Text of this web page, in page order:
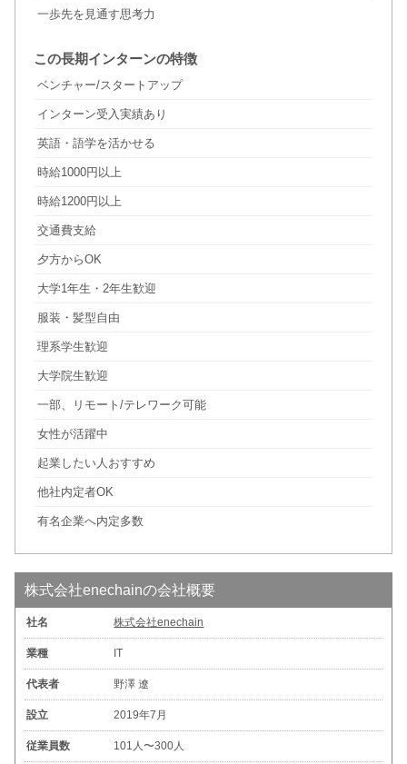
一歩先を見通す思考力
この長期インターンの特徴
ベンチャー/スタートアップ
インターン受入実績あり
英語・語学を活かせる
時給1000円以上
時給1200円以上
交通費支給
夕方からOK
大学1年生・2年生歓迎
服装・髪型自由
理系学生歓迎
大学院生歓迎
一部、リモート/テレワーク可能
女性が活躍中
起業したい人おすすめ
他社内定者OK
有名企業へ内定多数
株式会社enechainの会社概要
社名 株式会社enechain
業種 IT
代表者 野澤 遼
設立 2019年7月
従業員数 101人〜300人